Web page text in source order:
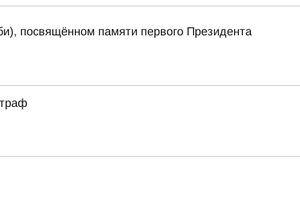
посвящённом памяти первого Президента